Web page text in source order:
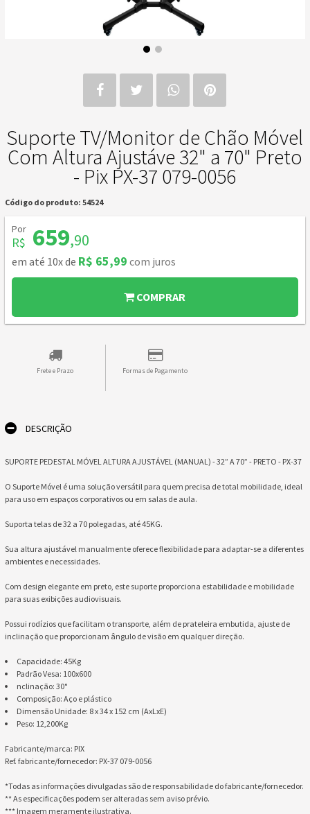
Suporte TV/Monitor de Chão Móvel
Com Altura Ajustáve 32" a 70" Preto
- Pix PX-37 079-0056
Código do produto: 54524
Por
R$ 659,90
em até 10x de R$ 65,99 com juros
COMPRAR
Frete e Prazo Formas de Pagamento
DESCRIÇÃO
SUPORTE PEDESTAL MÓVEL ALTURA AJUSTÁVEL (MANUAL) - 32” A 70” - PRETO - PX-37
O Suporte Móvel é uma solução versátil para quem precisa de total mobilidade, ideal
para uso em espaços corporativos ou em salas de aula.
Suporta telas de 32 a 70 polegadas, até 45KG.
Sua altura ajustável manualmente oferece flexibilidade para adaptar-se a diferentes
ambientes e necessidades.
Com design elegante em preto, este suporte proporciona estabilidade e mobilidade
para suas exibições audiovisuais.
Possui rodízios que facilitam o transporte, além de prateleira embutida, ajuste de
inclinação que proporcionam ângulo de visão em qualquer direção.
Capacidade: 45Kg
Padrão Vesa: 100x600
nclinação: 30°
Composição: Aço e plástico
Dimensão Unidade: 8 x 34 x 152 cm (AxLxE)
Peso: 12,200Kg
Fabricante/marca: PIX
Ref. fabricante/fornecedor: PX-37 079-0056
*Todas as informações divulgadas são de responsabilidade do fabricante/fornecedor.
** As especificações podem ser alteradas sem aviso prévio.
*** Imagem meramente ilustrativa.